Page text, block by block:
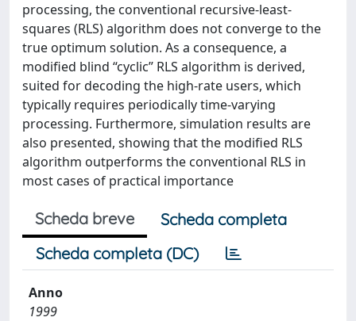
processing, the conventional recursive-least-
squares (RLS) algorithm does not converge to the
true optimum solution. As a consequence, a
modified blind “cyclic” RLS algorithm is derived,
suited for decoding the high-rate users, which
typically requires periodically time-varying
processing. Furthermore, simulation results are
also presented, showing that the modified RLS
algorithm outperforms the conventional RLS in
most cases of practical importance
Scheda breve
Scheda completa
Scheda completa (DC)
Anno
1999